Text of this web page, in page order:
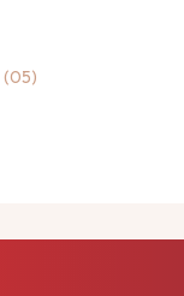
(05)